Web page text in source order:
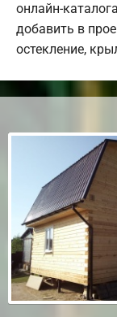
онлайн-
добавить в
остекление,